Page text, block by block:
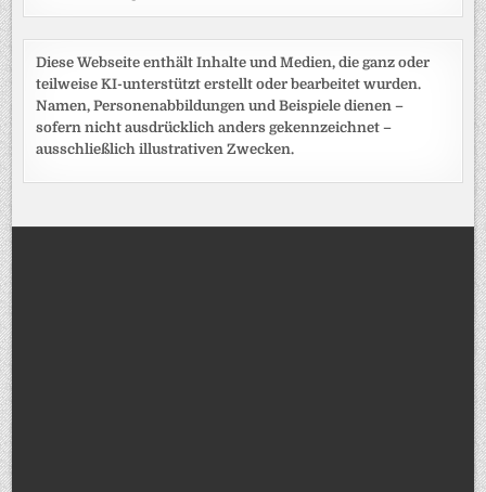
Diese Webseite enthält Inhalte und Medien, die ganz oder
teilweise KI-unterstützt erstellt oder bearbeitet wurden.
Namen, Personenabbildungen und Beispiele dienen –
sofern nicht ausdrücklich anders gekennzeichnet –
ausschließlich illustrativen Zwecken.